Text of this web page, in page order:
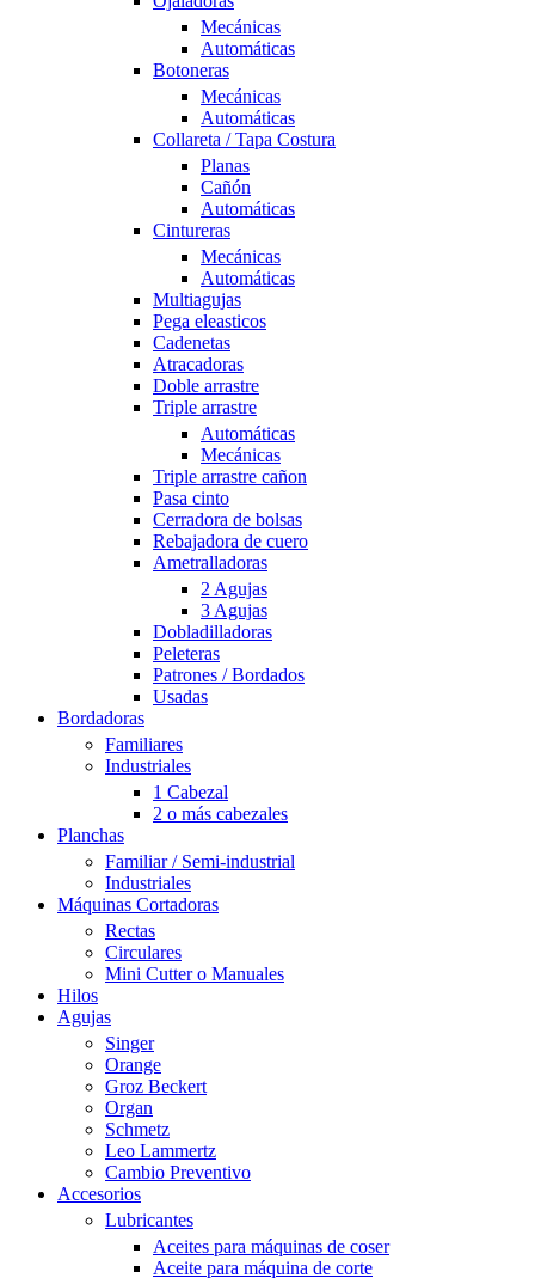
Mecánicas
Automáticas
Botoneras
Mecánicas
Automáticas
Collareta / Tapa Costura
Planas
Cañón
Automáticas
Cintureras
Mecánicas
Automáticas
Multiagujas
Pega eleasticos
Cadenetas
Atracadoras
Doble arrastre
Triple arrastre
Automáticas
Mecánicas
Triple arrastre cañon
Pasa cinto
Cerradora de bolsas
Rebajadora de cuero
Ametralladoras
2 Agujas
3 Agujas
Dobladilladoras
Peleteras
Patrones / Bordados
Usadas
Bordadoras
Familiares
Industriales
1 Cabezal
2 o más cabezales
Planchas
Familiar / Semi-industrial
Industriales
Máquinas Cortadoras
Rectas
Circulares
Mini Cutter o Manuales
Hilos
Agujas
Singer
Orange
Groz Beckert
Organ
Schmetz
Leo Lammertz
Cambio Preventivo
Accesorios
Lubricantes
Aceites para máquinas de coser
Aceite para máquina de corte